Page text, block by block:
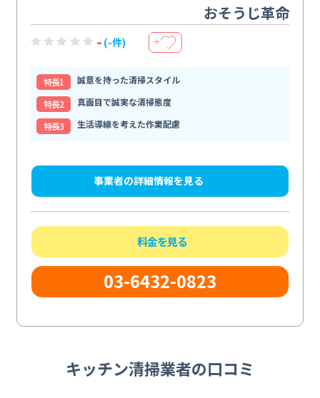
おそうじ革命
- (-件) ＋
特⻑1
誠意を持った清掃スタイル
特⻑2
真面目で誠実な清掃態度
特⻑3
生活導線を考えた作業配慮
事業者の詳細情報を見る
料金を見る
03-6432-0823
キッチン清掃業者の口コミ